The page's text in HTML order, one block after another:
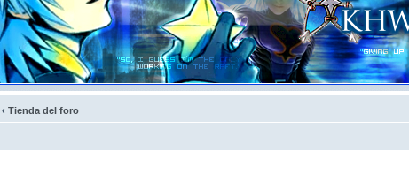
‹ Tienda del foro